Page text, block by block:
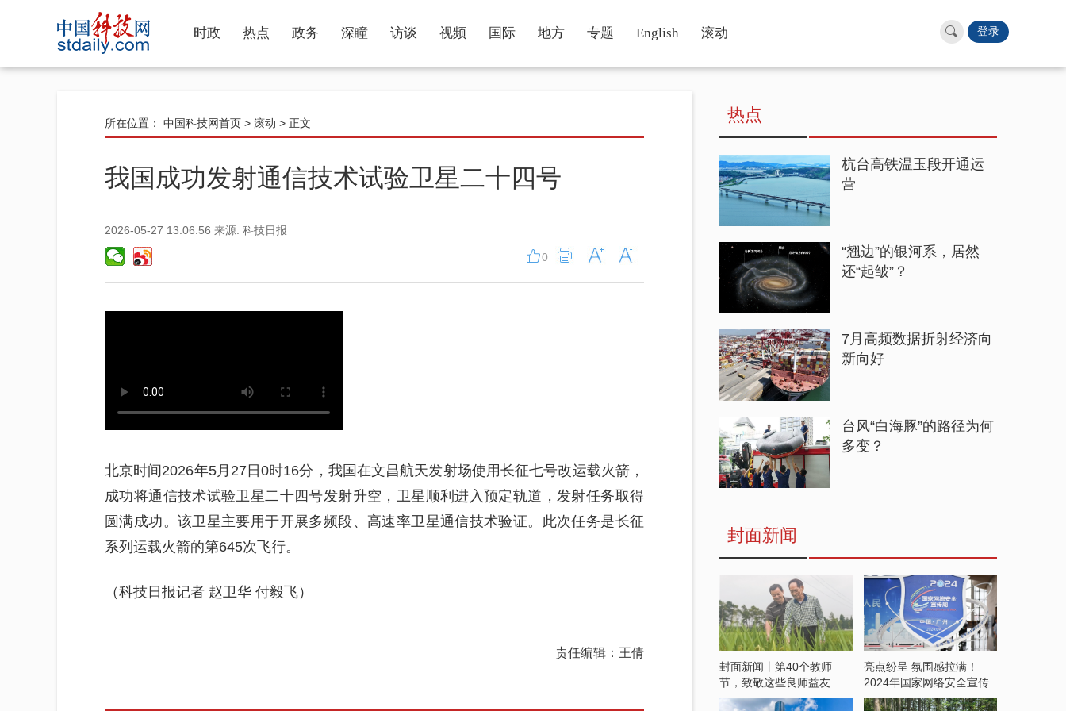
时政 热点 政务 深瞳 访谈 视频 国际 地方 专题 English 滚动 登录
所在位置： 中国科技网首页 > 滚动 > 正文
我国成功发射通信技术试验卫星二十四号
2026-05-27 13:06:56 来源: 科技日报
0
北京时间2026年5月27日0时16分，我国在文昌航天发射场使用长征七号改运载火箭，
成功将通信技术试验卫星二十四号发射升空，卫星顺利进入预定轨道，发射任务取得
圆满成功。该卫星主要用于开展多频段、高速率卫星通信技术验证。此次任务是长征
系列运载火箭的第645次飞行。
（科技日报记者 赵卫华 付毅飞）
责任编辑：王倩
热点
杭台高铁温玉段开通运
营
“翘边”的银河系，居然
还“起皱”？
7月高频数据折射经济向
新向好
台风“白海豚”的路径为何
多变？
封面新闻
封面新闻丨第40个教师
节，致敬这些良师益友
亮点纷呈 氛围感拉满！
2024年国家网络安全宣传
周开启